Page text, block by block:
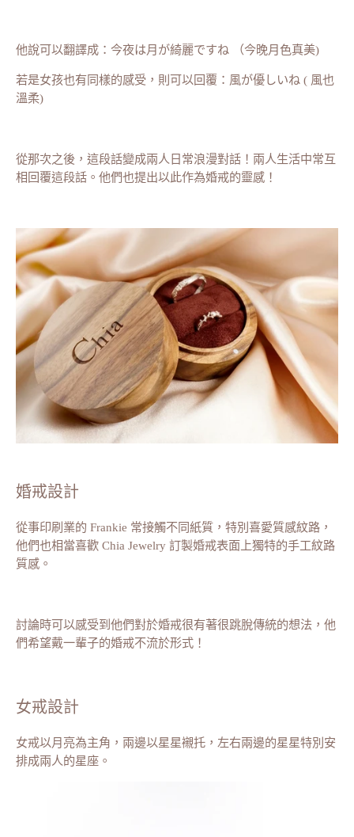
他說可以翻譯成：今夜は月が綺麗ですね （今晚月色真美)
若是女孩也有同樣的感受，則可以回覆：風が優しいね ( 風也
溫柔)
從那次之後，這段話變成兩人日常浪漫對話！兩人生活中常互
相回覆這段話。他們也提出以此作為婚戒的靈感！
婚戒設計
從事印刷業的 Frankie 常接觸不同紙質，特別喜愛質感紋路，
他們也相當喜歡 Chia Jewelry 訂製婚戒表面上獨特的手工紋路
質感。
討論時可以感受到他們對於婚戒很有著很跳脫傳統的想法，他
們希望戴一輩子的婚戒不流於形式！
女戒設計
女戒以月亮為主角，兩邊以星星襯托，左右兩邊的星星特別安
排成兩人的星座。